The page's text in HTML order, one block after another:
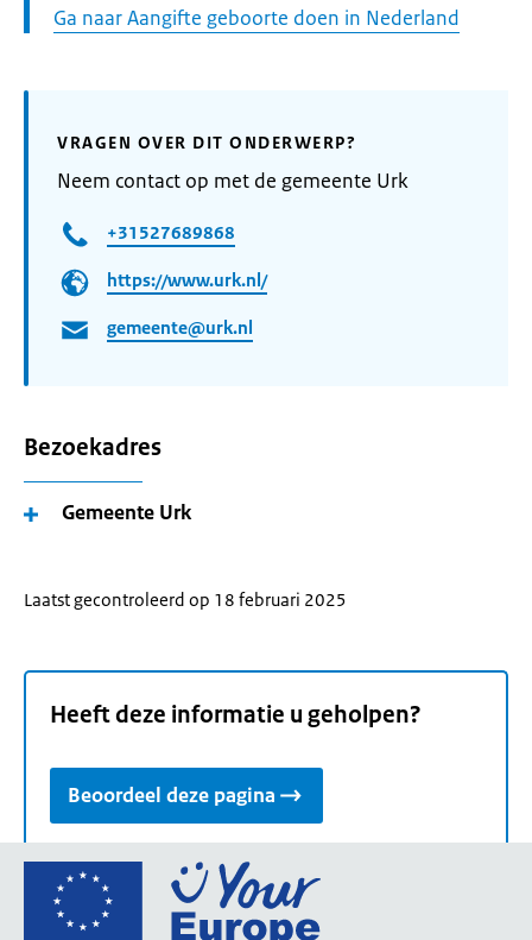
Ga naar Aangifte geboorte doen in Nederland
VRAGEN OVER DIT ONDERWERP?
Neem contact op met de gemeente Urk
+31527689868
https://www.urk.nl/
gemeente@urk.nl
Bezoekadres
Gemeente Urk
Laatst gecontroleerd op 18 februari 2025
Heeft deze informatie u geholpen?
Beoordeel deze pagina
Ga
de